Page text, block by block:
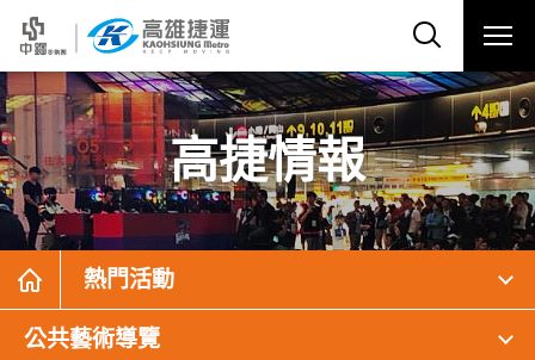
高捷情報
熱門活動
公共藝術導覽